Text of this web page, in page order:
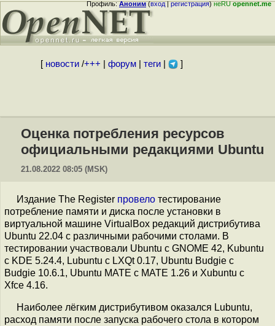
Профиль:Аноним(вход|регистрация)неRUopennet.me
[ новости/+++ форум| теги| ]
Оценка потребления ресурсов
официальными редакциями Ubuntu
21.08.2022 08:05 (MSK)
Издание The Register провело тестирование
потребление памяти и диска после установки в
виртуальной машине VirtualBox редакций дистрибутива
Ubuntu 22.04 с различными рабочими столами. В
тестировании участвовали Ubuntu c GNOME 42, Kubuntu
с KDE 5.24.4, Lubuntu с LXQt 0.17, Ubuntu Budgie с
Budgie 10.6.1, Ubuntu MATE с MATE 1.26 и Xubuntu с
Xfce 4.16.
Наиболее лёгким дистрибутивом оказался Lubuntu,
расход памяти после запуска рабочего стола в котором